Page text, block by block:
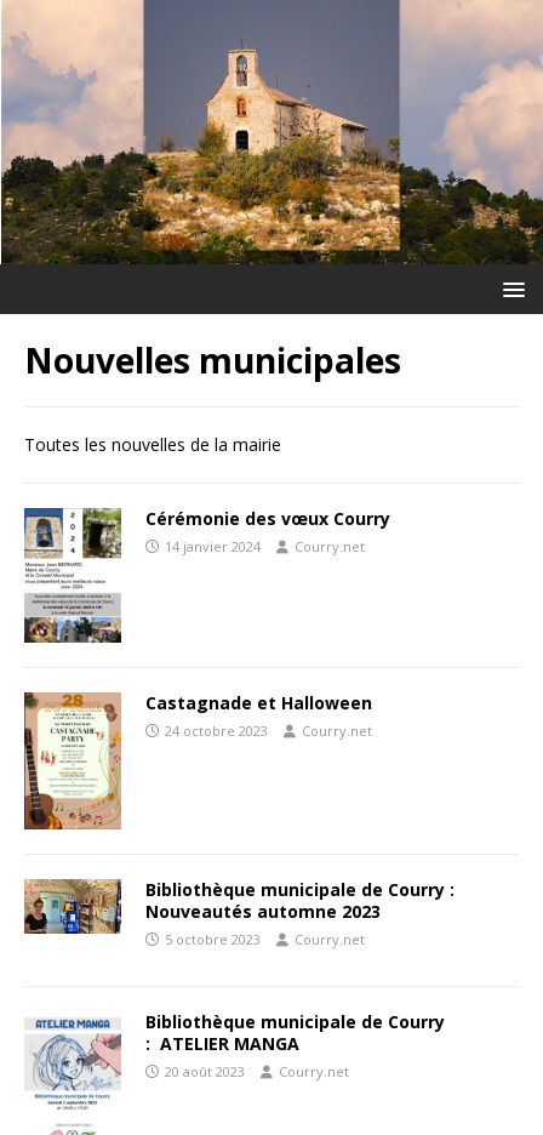
Nouvelles municipales
Toutes les nouvelles de la mairie
Cérémonie des vœux Courry
14 janvier 2024 Courry.net
Castagnade et Halloween
24 octobre 2023 Courry.net
Bibliothèque municipale de Courry :
Nouveautés automne 2023
5 octobre 2023 Courry.net
Bibliothèque municipale de Courry
: ATELIER MANGA
20 août 2023 Courry.net